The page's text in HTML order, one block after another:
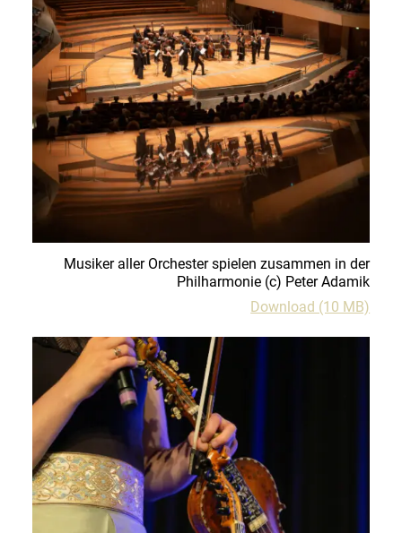
Musiker aller Orchester spielen zusammen in der
Philharmonie (c) Peter Adamik
Download (10 MB)